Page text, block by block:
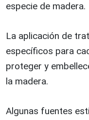
especie de
La aplicación de
específicos para
proteger y
la madera.
Algunas fuentes